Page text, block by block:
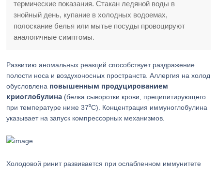
термические показания. Стакан ледяной воды в
знойный день, купание в холодных водоемах,
полоскание белья или мытье посуды провоцируют
аналогичные симптомы.
Развитию аномальных реакций способствует раздражение
полости носа и воздухоносных пространств. Аллергия на холод
обусловлена повышенным продуцированием
криоглобулина (белка сыворотки крови, преципитирующего
при температуре ниже 37⁰С). Концентрация иммуноглобулина
указывает на запуск компрессорных механизмов.
Холодовой ринит развивается при ослабленном иммунитете